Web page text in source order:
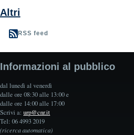
Altri
RSS feed
Informazioni al pubblico
dal lunedì al venerdì
dalle ore 08:30 alle 13:00 e
dalle ore 14:00 alle 17:00
Scrivi a: urp@cnr.it
Tel: 06 4993 2019
(ricerca automatica)